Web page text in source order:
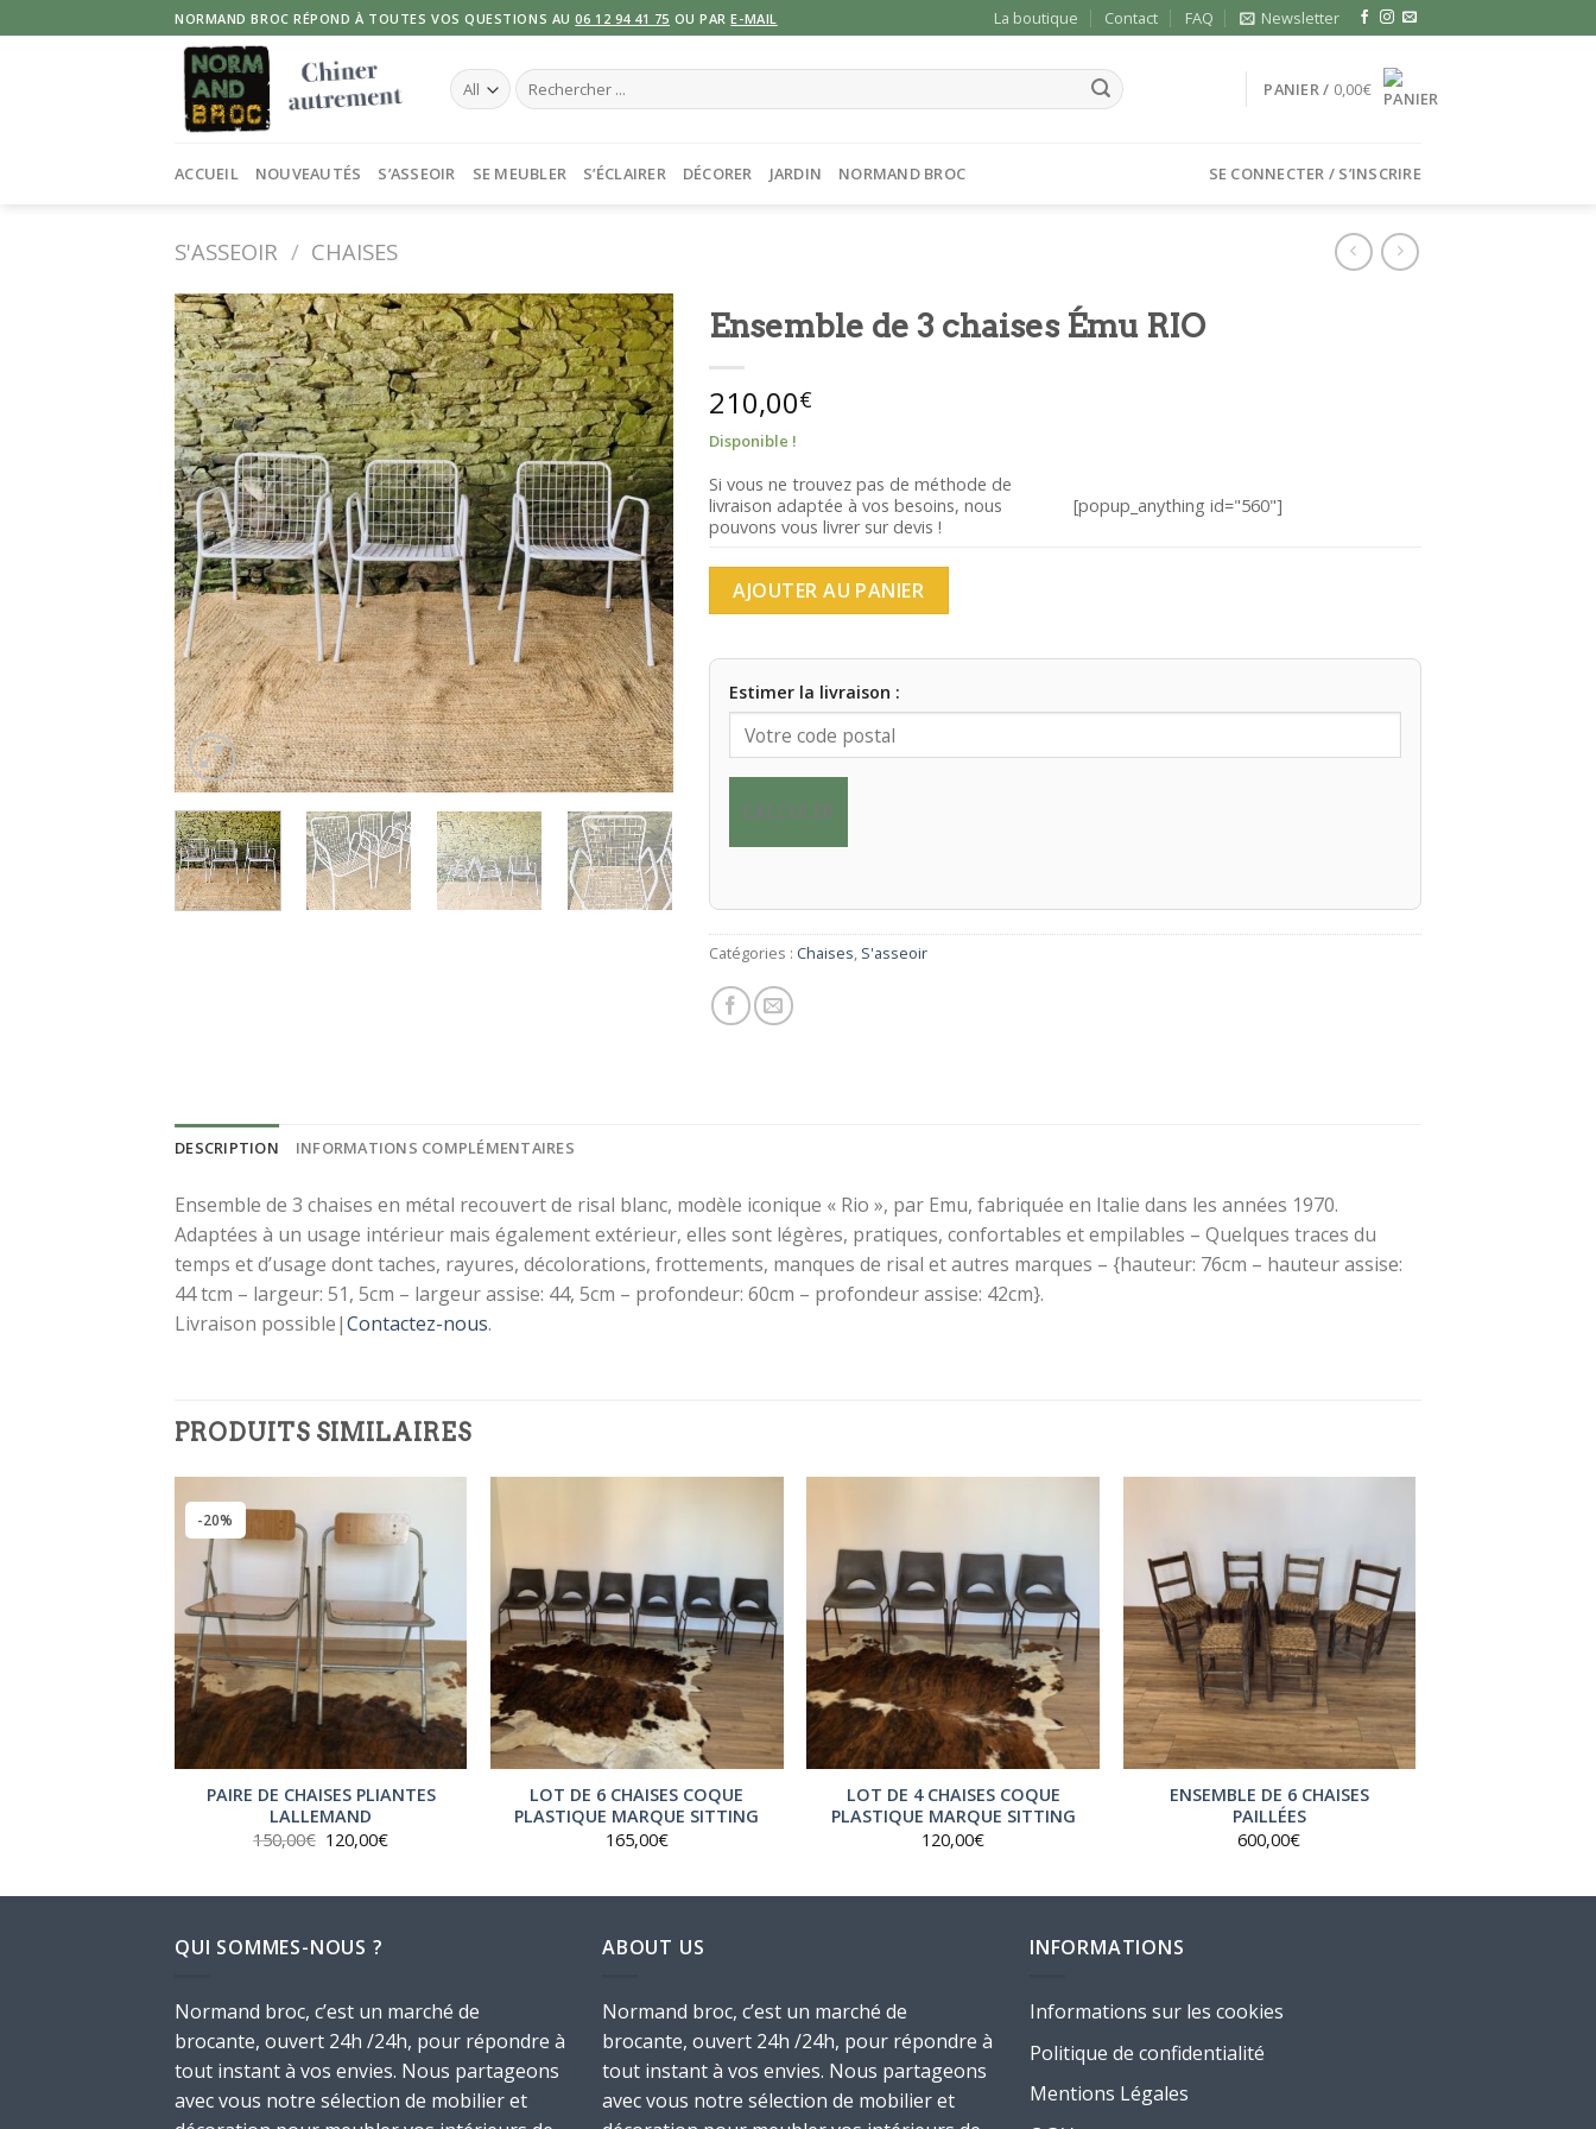
INSCRIVEZ-VOUS À
Inscrivez-vous à la newsletter pour
[sibwp_form id=1]
to
NORMAND BROC RÉPOND À TOUTES VOS QUESTIONS AU06 12 94 41 75 OU PARE-MAIL La boutique Contact FAQ Newsletter
Recherche
pour :
PANIER / 0,00€
ACCUEIL NOUVEAUTÉS S’ASSEOIR SE MEUBLER S’ÉCLAIRER DÉCORER JARDIN NORMAND BROC SE CONNECTER / S’INSCRIRE
S'ASSEOIR / CHAISES
Ensemble de 3 chaises Ému RIO
210,00€
Disponible !
Si vous ne trouvez pas de méthode de
livraison adaptée à vos besoins, nous
pouvons vous livrer sur devis !
[popup_anything id="560"]
AJOUTER AU PANIER
Estimer la livraison :
CALCULER
Catégories : Chaises, S'asseoir
DESCRIPTION INFORMATIONS COMPLÉMENTAIRES
Ensemble de 3 chaises en métal recouvert de risal blanc, modèle iconique « Rio », par Emu, fabriquée en Italie dans les années 1970.
Adaptées à un usage intérieur mais également extérieur, elles sont légères, pratiques, confortables et empilables – Quelques traces du
temps et d’usage dont taches, rayures, décolorations, frottements, manques de risal et autres marques – {hauteur: 76cm – hauteur assise:
44 tcm – largeur: 51, 5cm – largeur assise: 44, 5cm – profondeur: 60cm – profondeur assise: 42cm}.
Livraison possible|Contactez-nous.
PRODUITS SIMILAIRES
-20%
PAIRE DE CHAISES PLIANTES
LALLEMAND
150,00€ Le
prix
120,00€Le
LOT DE 6 CHAISES COQUE
PLASTIQUE MARQUE SITTING
165,00€
LOT DE 4 CHAISES COQUE
PLASTIQUE MARQUE SITTING
120,00€
ENSEMBLE DE 6 CHAISES
PAILLÉES
600,00€
QUI SOMMES-NOUS ?
Normand broc, c’est un marché de
brocante, ouvert 24h /24h, pour répondre à
tout instant à vos envies. Nous partageons
avec vous notre sélection de mobilier et
ABOUT US
Normand broc, c’est un marché de
brocante, ouvert 24h /24h, pour répondre à
tout instant à vos envies. Nous partageons
avec vous notre sélection de mobilier et
INFORMATIONS
Informations sur les cookies
Politique de confidentialité
Mentions Légales